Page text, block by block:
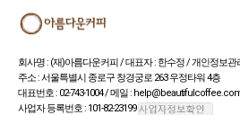
회사명 : (재)아름다운커피 / 대표자 : 한수정 / 개인정보관
주소 : 서울특별시 종로구 창경궁로 263 우정타워 4층
대표번호 : 02-743-1004 / 메일 :
사업자 등록번호 : 101-82-23199